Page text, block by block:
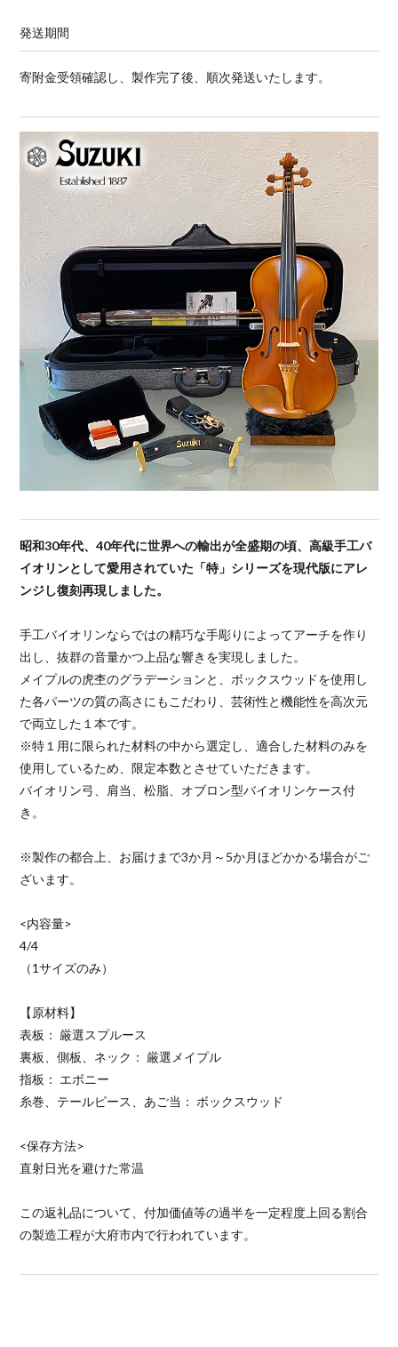
発送期間
寄附金受領確認し、製作完了後、順次発送いたします。
昭和30年代、40年代に世界への輸出が全盛期の頃、高級手工バ
イオリンとして愛用されていた「特」シリーズを現代版にアレ
ンジし復刻再現しました。
手工バイオリンならではの精巧な手彫りによってアーチを作り
出し、抜群の音量かつ上品な響きを実現しました。
メイプルの虎杢のグラデーションと、ボックスウッドを使用し
た各パーツの質の高さにもこだわり、芸術性と機能性を高次元
で両立した１本です。
※特１用に限られた材料の中から選定し、適合した材料のみを
使用しているため、限定本数とさせていただきます。
バイオリン弓、肩当、松脂、オブロン型バイオリンケース付
き。
※製作の都合上、お届けまで3か月～5か月ほどかかる場合がご
ざいます。
<内容量>
4/4
（1サイズのみ）
【原材料】
表板： 厳選スプルース
裏板、側板、ネック： 厳選メイプル
指板： エボニー
糸巻、テールピース、あご当： ボックスウッド
<保存方法>
直射日光を避けた常温
この返礼品について、付加価値等の過半を一定程度上回る割合
の製造工程が大府市内で行われています。